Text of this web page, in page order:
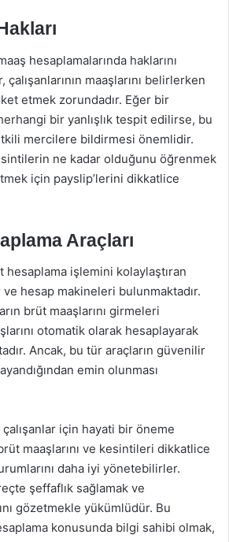
hesaplamalarında haklarını
maaşlarını belirlerken
etmek zorundadır. Eğer bir
bir yanlışlık tespit edilirse, bu
mercilere bildirmesi önemlidir.
ne kadar olduğunu öğrenmek
için payslip’lerini dikkatlice
Araçları
hesaplama işlemini kolaylaştıran
hesap makineleri bulunmaktadır.
brüt maaşlarını girmeleri
otomatik olarak hesaplayarak
Ancak, bu tür araçların güvenilir
emin olunması
için hayati bir öneme
maaşlarını ve kesintileri dikkatlice
daha iyi yönetebilirler.
şeffaflık sağlamak ve
gözetmekle yükümlüdür. Bu
konusunda bilgi sahibi olmak,